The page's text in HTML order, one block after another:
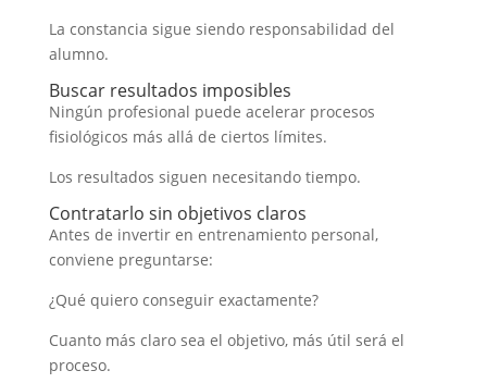
La constancia sigue siendo responsabilidad del
alumno.
Buscar resultados imposibles
Ningún profesional puede acelerar procesos
fisiológicos más allá de ciertos límites.
Los resultados siguen necesitando tiempo.
Contratarlo sin objetivos claros
Antes de invertir en entrenamiento personal,
conviene preguntarse:
¿Qué quiero conseguir exactamente?
Cuanto más claro sea el objetivo, más útil será el
proceso.